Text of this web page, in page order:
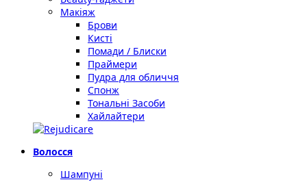
Макіяж
Брови
Кисті
Помади / Блиски
Праймери
Пудра для обличчя
Спонж
Тональні Засоби
Хайлайтери
Волосся
Шампуні